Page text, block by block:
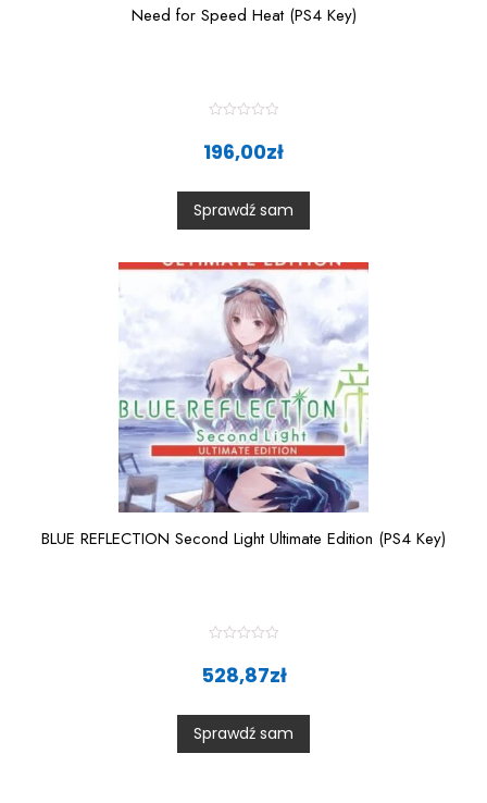
Need for Speed Heat (PS4 Key)
0
o
u
t
5
196,00zł
Sprawdź sam
BLUE REFLECTION Second Light Ultimate Edition (PS4 Key)
t
0
o
u
t
528,87zł
Sprawdź sam